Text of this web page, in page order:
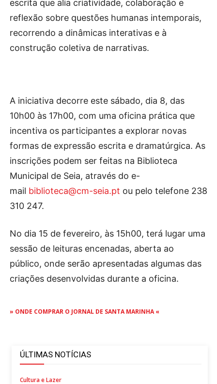
Seia em Números
AUTÁRQUICAS 2025 em Seia
Facebook Instagram Youtube
Estatuto editorial Sobre o Jornal
Contactos
Ficha Técnica
escrita que alia criatividade, colaboração e
reflexão sobre questões humanas intemporais,
recorrendo a dinâmicas interativas e à
construção coletiva de narrativas.
A iniciativa decorre este sábado, dia 8, das
10h00 às 17h00, com uma oficina prática que
incentiva os participantes a explorar novas
formas de expressão escrita e dramatúrgica. As
inscrições podem ser feitas na Biblioteca
Municipal de Seia, através do e-
mail biblioteca@cm-seia.pt ou pelo telefone 238
310 247.
No dia 15 de fevereiro, às 15h00, terá lugar uma
sessão de leituras encenadas, aberta ao
público, onde serão apresentadas algumas das
criações desenvolvidas durante a oficina.
» ONDE COMPRAR O JORNAL DE SANTA MARINHA «
ÚLTIMAS NOTÍCIAS
Cultura e Lazer